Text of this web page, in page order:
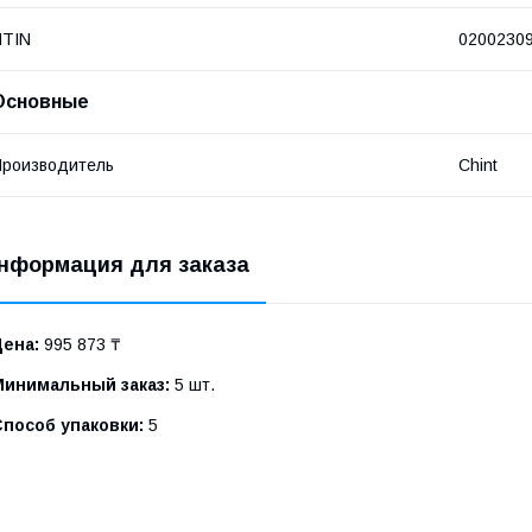
Chint
для заказа
995 873 ₸
заказ: 5 шт.
упаковки: 5